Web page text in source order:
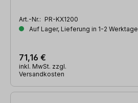
Art.-Nr.: PR-KX1200
Auf Lager, Lieferung in 1-2
71,16 €
inkl. MwSt. zzgl.
Versandkosten